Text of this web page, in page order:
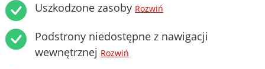
Uszkodzone zasoby Rozwiń
Podstrony niedostępne z nawigacji
wewnętrznej Rozwiń